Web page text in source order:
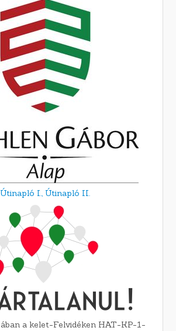
Útinapló I., Útinapló II.
a kelet-Felvidéken HAT-KP-1-